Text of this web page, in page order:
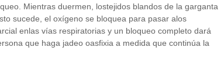
Mientras duermen, lostejidos blandos de la garganta
sucede, el oxígeno se bloquea para pasar alos
enlas vías respiratorias y un bloqueo completo dará
que haga jadeo oasfixia a medida que continúa la